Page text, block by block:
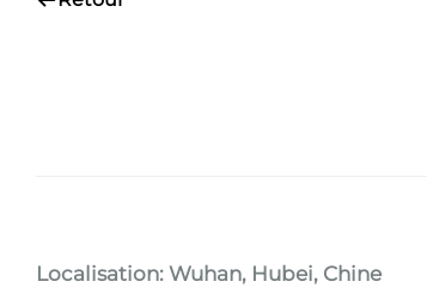
Localisation: Wuhan, Hubei, Chine